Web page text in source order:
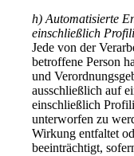
h) Automatisierte
einschließlich
Jede von der
betroffene Person
und
ausschließlich auf
einschließlich
unterworfen zu
Wirkung entfaltet
beeinträchtigt,